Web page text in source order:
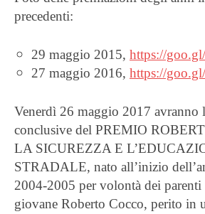
precedenti:
29 maggio 2015, https://
27 maggio 2016, https://
Venerdì 26 maggio 2017 avranno
conclusive del PREMIO
LA SICUREZZA E
STRADALE, nato all’inizio
2004-2005 per volontà dei
giovane Roberto Cocco, perito in